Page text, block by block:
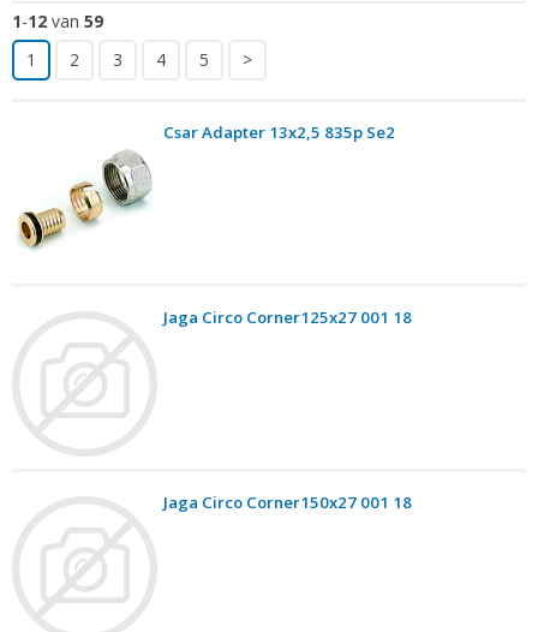
1-12 van 59
1
2 3 4 5 >
Csar Adapter 13x2,5 835p Se2
Jaga Circo Corner125x27 001 18
Jaga Circo Corner150x27 001 18